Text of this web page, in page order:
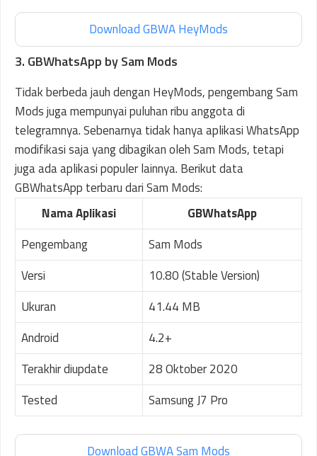
Download GBWA HeyMods
3. GBWhatsApp by Sam Mods
Tidak berbeda jauh dengan HeyMods, pengembang Sam
Mods juga mempunyai puluhan ribu anggota di
telegramnya. Sebenarnya tidak hanya aplikasi WhatsApp
modifikasi saja yang dibagikan oleh Sam Mods, tetapi
juga ada aplikasi populer lainnya. Berikut data
GBWhatsApp terbaru dari Sam Mods:
Nama Aplikasi
GBWhatsApp
Pengembang
Sam Mods
Versi
10.80 (Stable Version)
Ukuran
41.44 MB
Android
4.2+
Terakhir diupdate
28 Oktober 2020
Tested
Samsung J7 Pro
Download GBWA Sam Mods